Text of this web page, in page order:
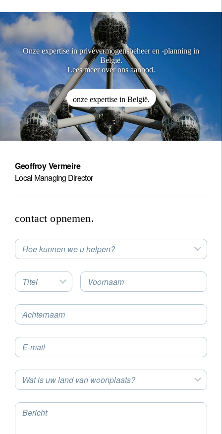
Onze expertise in privévermogensbeheer en -planning in
België.
Lees meer over ons aanbod.
onze expertise in België.
Geoffroy Vermeire
Local Managing Director
contact opnemen.
Hoe kunnen we u helpen?
Titel Voornaam
Achternaam
E-mail
Wat is uw land van woonplaats?
Bericht